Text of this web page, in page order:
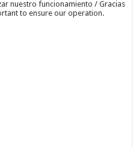
nuestro funcionamiento / Gracias
to ensure our operation.